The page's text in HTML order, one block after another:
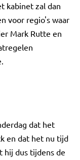
kabinet zal dan
voor regio's waar
Mark Rutte en
dat het
en dat het nu tijd
hij dus tijdens de